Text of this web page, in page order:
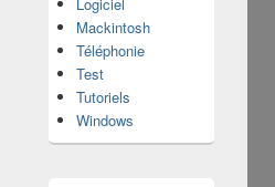
Mackintosh
Téléphonie
Test
Tutoriels
Windows